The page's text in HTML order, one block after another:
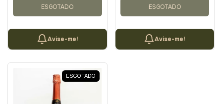
ESGOTADO
Avise-me!
ESGOTADO
Avise-me!
ESGOTADO